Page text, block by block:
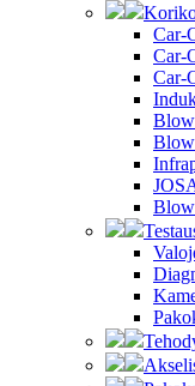
Car-
Car-
Car-